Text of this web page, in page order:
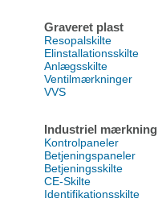
Graveret plast
Resopalskilte
Elinstallationsskilte
Anlægsskilte
Ventilmærkninger
VVS
Industriel mærkning
Kontrolpaneler
Betjeningspaneler
Betjeningsskilte
CE-Skilte
Identifikationsskilte